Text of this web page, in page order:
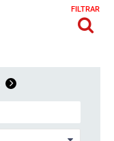
FILTRAR